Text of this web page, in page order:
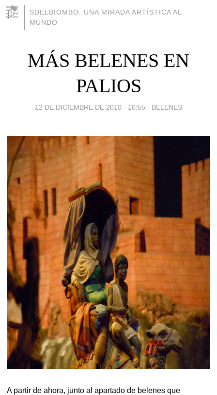
SDELBIOMBO. UNA MIRADA ARTÍSTICA AL
MUNDO
MÁS BELENES EN
PALIOS
12 DE DICIEMBRE DE 2010 - 10:55 - BELENES
A partir de ahora, junto al apartado de belenes que